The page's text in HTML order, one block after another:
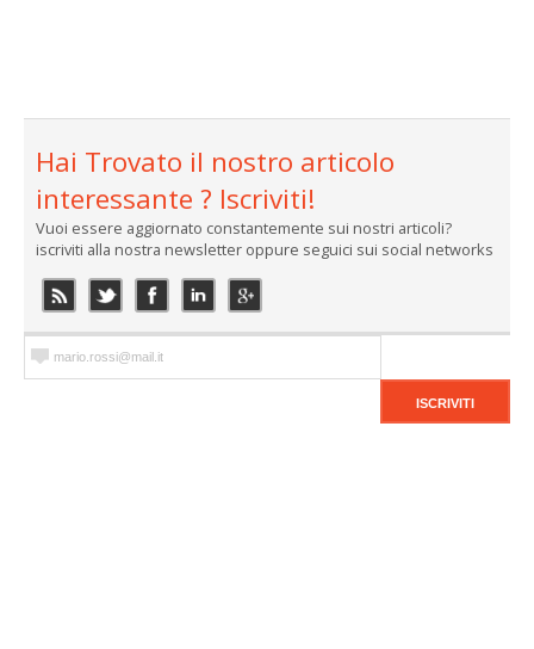
Hai Trovato il nostro articolo
interessante ? Iscriviti!
Vuoi essere aggiornato constantemente sui nostri articoli?
iscriviti alla nostra newsletter oppure seguici sui social networks